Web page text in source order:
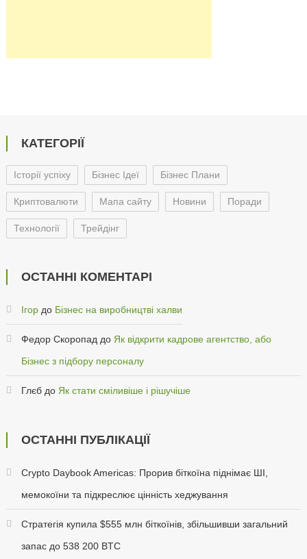
КАТЕГОРІЇ
Історії успіху Бізнес Ідеї Бізнес Плани
Криптовалюти Мапа сайту Новини Поради
Технології Трейдінг
ОСТАННІ КОМЕНТАРІ
Ігордо Бізнес на виробництві халви
Федор Скоропаддо Як відкрити кадрове агентство, або
Бізнес з підбору персоналу
Глєбдо Як стати сміливіше і рішучіше
ОСТАННІ ПУБЛІКАЦІЇ
Crypto Daybook Americas: Прорив біткоїна піднімає ШІ,
мемокоїни та підкреслює цінність хеджування
Стратегія купила $555 млн біткоїнів, збільшивши загальний
запас до 538 200 BTC